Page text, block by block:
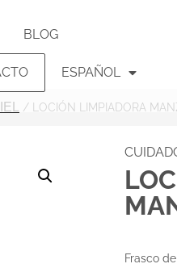
BLOG
ESPAÑOL
/ LOCIÓN LIMPIADORA
Frasco